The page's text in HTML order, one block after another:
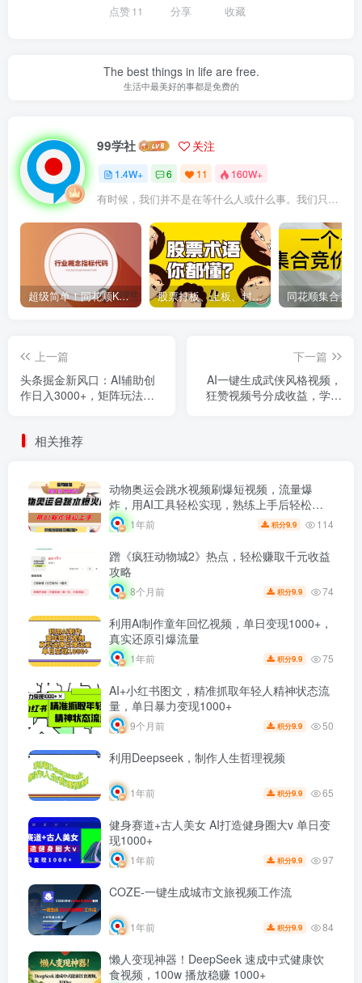
点赞11 分享 收藏
The best things in life are free.
生活中最美好的事都是免费的
99学社 关注
1.4W+ 6 11 160W+
有时候，我们并不是在等什么人或什么事。我们只是在静待岁月改变自己
超级简单！同花顺K线界面显示行业概念指标代码图解 股票打板、上板、封板、翘板、炸板是什么意思？炒股你必须懂的暗语！
上一篇
头条掘金新风口：AI辅助创
作日入3000+，矩阵玩法当
下一篇
AI一键生成武侠风格视频，
狂赞视频号分成收益，学完
相关推荐
动物奥运会跳水视频刷爆短视频，流量爆
炸，用AI工具轻松实现，熟练上手后轻松日
赚200+
1年前 积分9.9 114
蹭《疯狂动物城2》热点，轻松赚取千元收益
攻略
8个月前 积分9.9 74
利用Ai制作童年回忆视频，单日变现1000+，
真实还原引爆流量
1年前 积分9.9 75
AI+小红书图文，精准抓取年轻人精神状态流
量，单日暴力变现1000+
9个月前 积分9.9 50
利用Deepseek，制作人生哲理视频
1年前 积分9.9 65
健身赛道+古人美女 AI打造健身圈大v 单日变
现1000+
1年前 积分9.9 97
COZE-一键生成城市文旅视频工作流
1年前 积分9.9 84
懒人变现神器！DeepSeek 速成中式健康饮
食视频，100w 播放稳赚 1000+